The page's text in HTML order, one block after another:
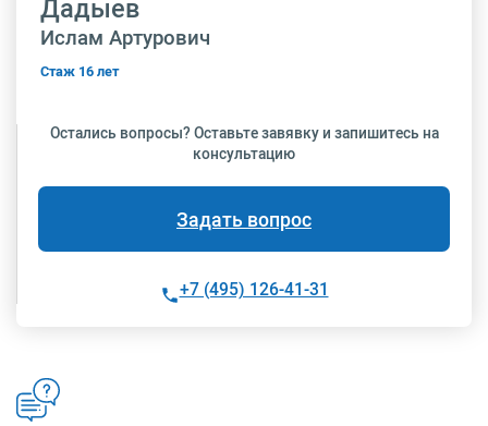
Дадыев
Ислам Артурович
Стаж 16 лет
Остались вопросы? Оставьте завявку и запишитесь на
консультацию
Задать вопрос
+7 (495) 126-41-31